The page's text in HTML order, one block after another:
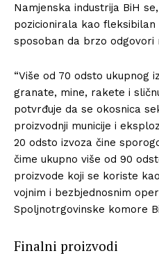
Namjenska industrija BiH
pozicionirala kao
sposoban da brzo odgovori
“Više od 70 odsto ukupnog
granate, mine, rakete i
potvrđuje da se okosnica
proizvodnji municije i
20 odsto izvoza čine
čime ukupno više od 90
proizvode koji se koriste
vojnim i bezbjednosnim
Spoljnotrgovinske komore
Finalni proizvodi